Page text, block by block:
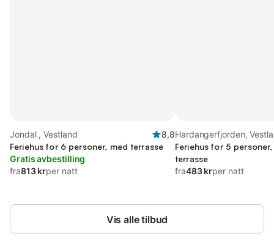
Jondal , Vestland
8,8
Feriehus for 6 personer, med terrasse
Gratis avbestilling
fra813 krper natt
Hardangerfjorden,
Feriehus for 5
terrasse
fra483 krper natt
Vis alle tilbud